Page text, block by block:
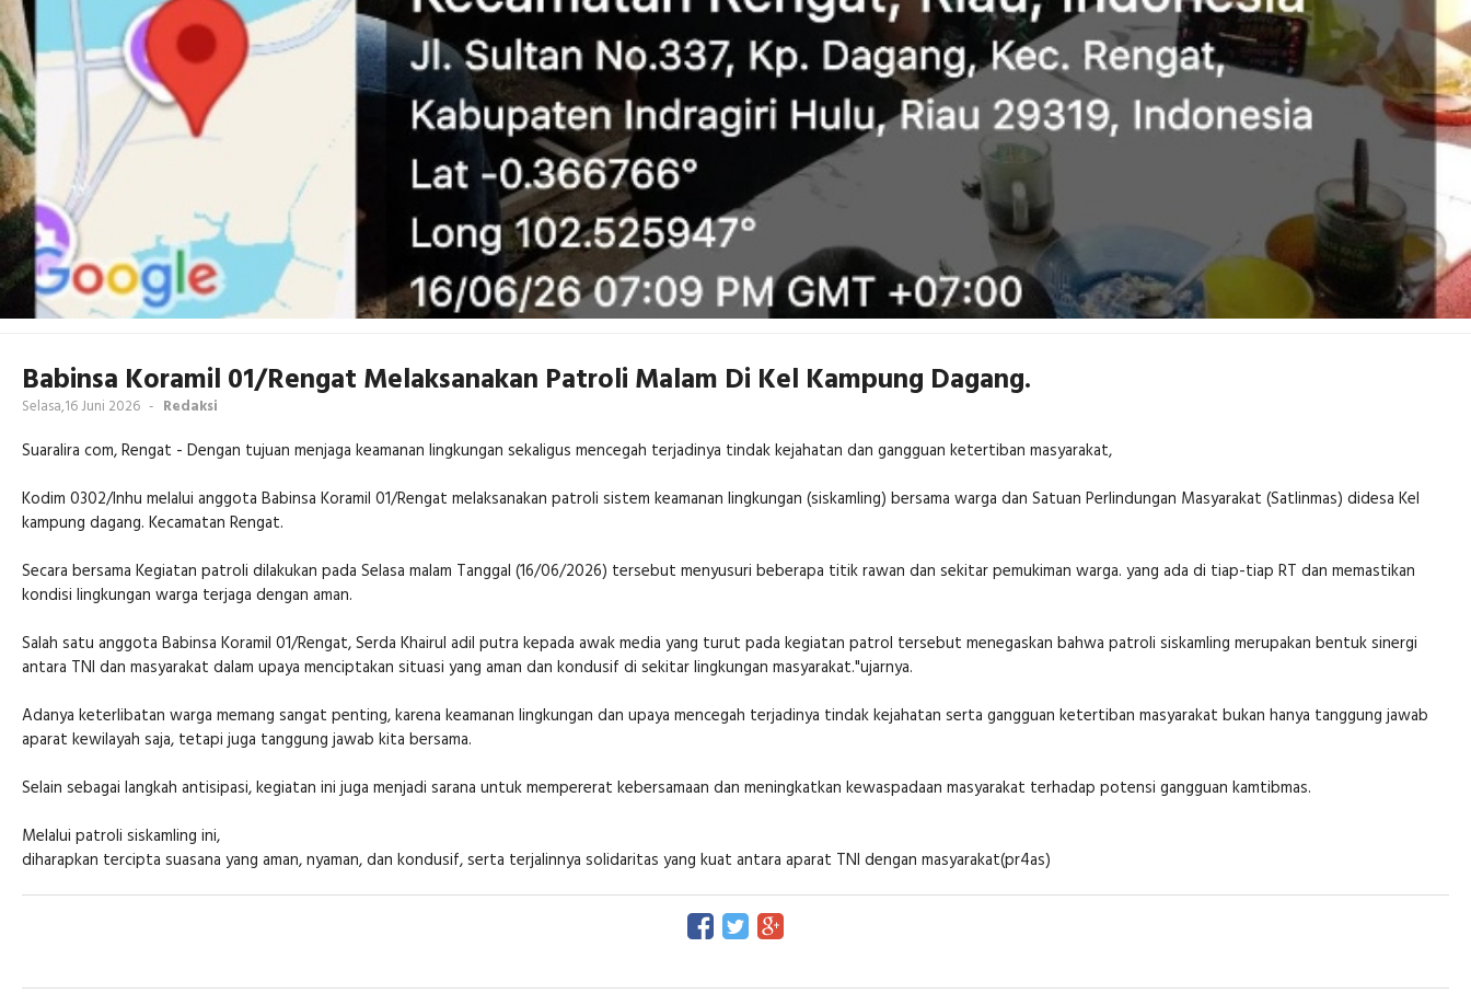
Babinsa Koramil 01/Rengat Melaksanakan Patroli Malam Di Kel Kampung Dagang.
Selasa,16 Juni 2026 - Redaksi
Suaralira com, Rengat - Dengan tujuan menjaga keamanan lingkungan sekaligus mencegah terjadinya tindak kejahatan dan gangguan ketertiban masyarakat,
Kodim 0302/Inhu melalui anggota Babinsa Koramil 01/Rengat melaksanakan patroli sistem keamanan lingkungan (siskamling) bersama warga dan Satuan Perlindungan Masyarakat (Satlinmas) didesa Kel
kampung dagang. Kecamatan Rengat.
Secara bersama Kegiatan patroli dilakukan pada Selasa malam Tanggal (16/06/2026) tersebut menyusuri beberapa titik rawan dan sekitar pemukiman warga. yang ada di tiap-tiap RT dan memastikan
kondisi lingkungan warga terjaga dengan aman.
Salah satu anggota Babinsa Koramil 01/Rengat, Serda Khairul adil putra kepada awak media yang turut pada kegiatan patrol tersebut menegaskan bahwa patroli siskamling merupakan bentuk sinergi
antara TNI dan masyarakat dalam upaya menciptakan situasi yang aman dan kondusif di sekitar lingkungan masyarakat."ujarnya.
Adanya keterlibatan warga memang sangat penting, karena keamanan lingkungan dan upaya mencegah terjadinya tindak kejahatan serta gangguan ketertiban masyarakat bukan hanya tanggung jawab
aparat kewilayah saja, tetapi juga tanggung jawab kita bersama.
Selain sebagai langkah antisipasi, kegiatan ini juga menjadi sarana untuk mempererat kebersamaan dan meningkatkan kewaspadaan masyarakat terhadap potensi gangguan kamtibmas.
Melalui patroli siskamling ini,
diharapkan tercipta suasana yang aman, nyaman, dan kondusif, serta terjalinnya solidaritas yang kuat antara aparat TNI dengan masyarakat(pr4as)